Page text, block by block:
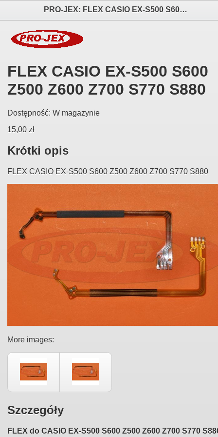
PRO-JEX: FLEX CASIO EX-S500 S600 Z500 Z600 Z700 S770 S880 elektronika i akcesoria aparatów fotograficznych
FLEX CASIO EX-S500 S600
Z500 Z600 Z700 S770 S880
Dostępność: W magazynie
15,00 zł
Krótki opis
FLEX CASIO EX-S500 S600 Z500 Z600 Z700 S770 S880
More images:
Szczegóły
FLEX do CASIO EX-S500 S600 Z500 Z600 Z700 S770